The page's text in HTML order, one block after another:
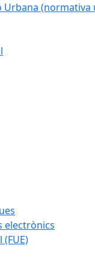
Urbana (normativa
electrònics